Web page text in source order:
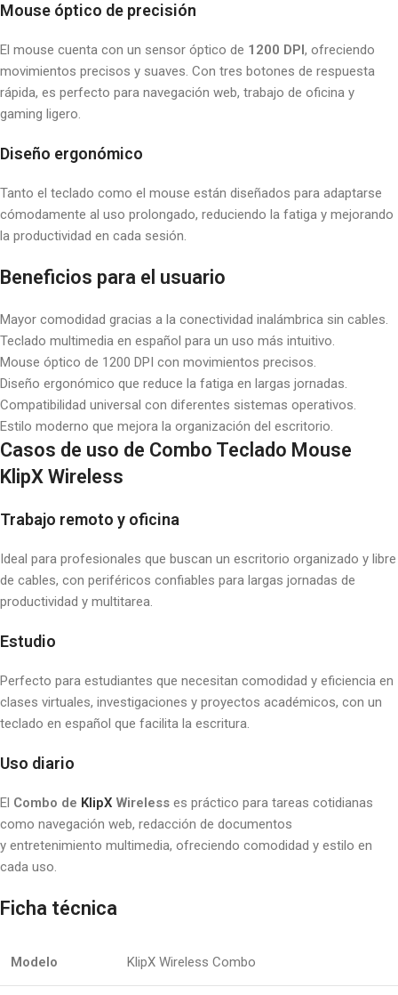
Mouse óptico de precisión
El mouse cuenta con un sensor óptico de 1200 DPI, ofreciendo
movimientos precisos y suaves. Con tres botones de respuesta
rápida, es perfecto para navegación web, trabajo de oficina y
gaming ligero.
Diseño ergonómico
Tanto el teclado como el mouse están diseñados para adaptarse
cómodamente al uso prolongado, reduciendo la fatiga y mejorando
la productividad en cada sesión.
Beneficios para el usuario
Mayor comodidad gracias a la conectividad inalámbrica sin cables.
Teclado multimedia en español para un uso más intuitivo.
Mouse óptico de 1200 DPI con movimientos precisos.
Diseño ergonómico que reduce la fatiga en largas jornadas.
Compatibilidad universal con diferentes sistemas operativos.
Estilo moderno que mejora la organización del escritorio.
Casos de uso de Combo Teclado Mouse
KlipX Wireless
Trabajo remoto y oficina
Ideal para profesionales que buscan un escritorio organizado y libre
de cables, con periféricos confiables para largas jornadas de
productividad y multitarea.
Estudio
Perfecto para estudiantes que necesitan comodidad y eficiencia en
clases virtuales, investigaciones y proyectos académicos, con un
teclado en español que facilita la escritura.
Uso diario
El Combo de KlipX Wireless es práctico para tareas cotidianas
como navegación web, redacción de documentos
y entretenimiento multimedia, ofreciendo comodidad y estilo en
cada uso.
Ficha técnica
Modelo KlipX Wireless Combo